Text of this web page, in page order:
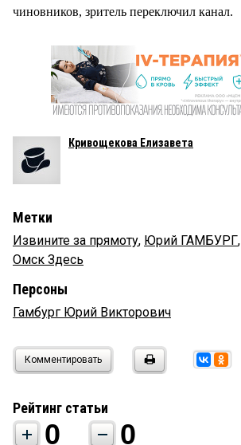
чиновников, зритель переключил канал.
Кривощекова Елизавета
Метки
Извините за прямоту, Юрий ГАМБУРГ,
Омск Здесь
Персоны
Гамбург Юрий Викторович
Комментировать
Рейтинг статьи
0 0